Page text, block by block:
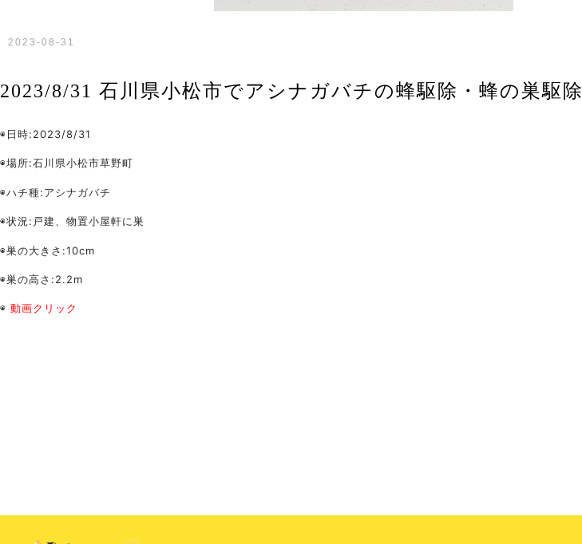
2023-08-31
2023/8/31 石川県小松市でアシナガバチの蜂駆除・蜂の巣駆除
◉日時:2023/8/31
◉場所:石川県小松市草野町
◉ハチ種:アシナガバチ
◉状況:戸建、物置小屋軒に巣
◉巣の大きさ:10cm
◉巣の高さ:2.2m
◉ 動画クリック